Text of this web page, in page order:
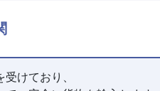
けており、